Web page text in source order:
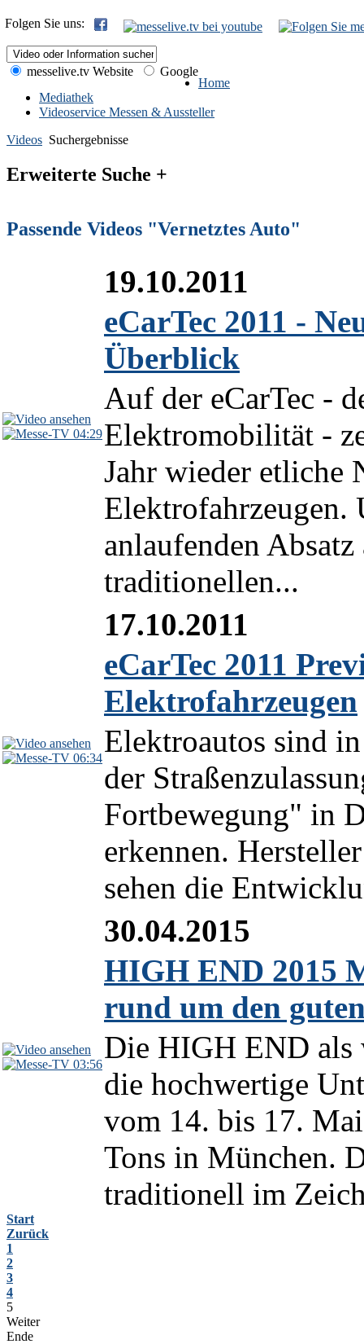
Folgen Sie uns:
messelive.tv Website
Google
Home
Mediathek
Videoservice Messen & Aussteller
Videos Suchergebnisse
Erweiterte Suche +
Passende Videos "Vernetztes Auto"
04:29
19.10.2011
eCarTec 2011 -
Überblick
Auf der eCarTec -
Elektromobilität -
Jahr wieder etliche
Elektrofahrzeugen.
anlaufenden
traditionellen...
06:34
17.10.2011
eCarTec 2011
Elektrofahrzeugen
Elektroautos sind
der
Fortbewegung" in
erkennen.
sehen die
03:56
30.04.2015
HIGH END 2015
rund um den
Die HIGH END als
die hochwertige
vom 14. bis 17.
Tons in München.
traditionell im
Start
Zurück
1
2
3
4
5
Weiter
Ende